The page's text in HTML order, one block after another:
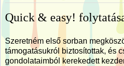
Quick & easy!
Szeretném első sorban
támogatásukról biztosítottak, és
gondolataimból kerekedett